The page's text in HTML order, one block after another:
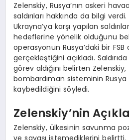
Zelenskiy, Rusya’nın askeri
saldırıları hakkında da bilgi
Ukrayna’ya karşı yapılan
hedeflerine yönelik olduğunu
operasyonun Rusya’daki bir FSB
gerçekleştiğini açıkladı.
görev aldığını belirten
bombardıman sisteminin Rusya
kaybedildiğini söyledi.
Zelenskiy’nin
Zelenskiy, ülkesinin savunma
ve savaşı istemediklerini belirtti.